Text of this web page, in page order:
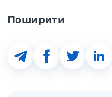
Поширити